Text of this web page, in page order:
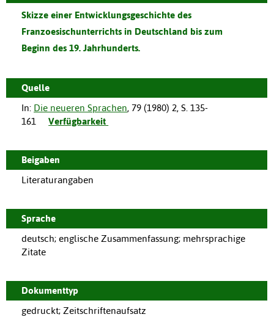
Skizze einer Entwicklungsgeschichte des
Franzoesischunterrichts in Deutschland bis zum
Beginn des 19. Jahrhunderts.
Quelle
In: Die neueren Sprachen, 79 (1980) 2, S. 135-
161
Verfügbarkeit
Beigaben
Literaturangaben
Sprache
deutsch; englische Zusammenfassung; mehrsprachige
Zitate
Dokumenttyp
gedruckt; Zeitschriftenaufsatz